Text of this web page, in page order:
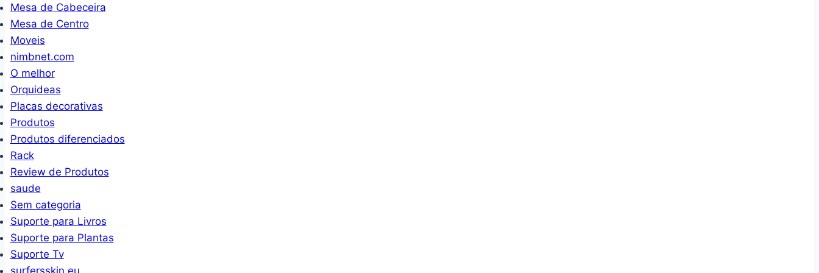
Mesa de Cabeceira
Mesa de Centro
Moveis
nimbnet.com
O melhor
Orquideas
Placas decorativas
Produtos
Produtos diferenciados
Rack
Review de Produtos
saude
Sem categoria
Suporte para Livros
Suporte para Plantas
Suporte Tv
surfersskin.eu